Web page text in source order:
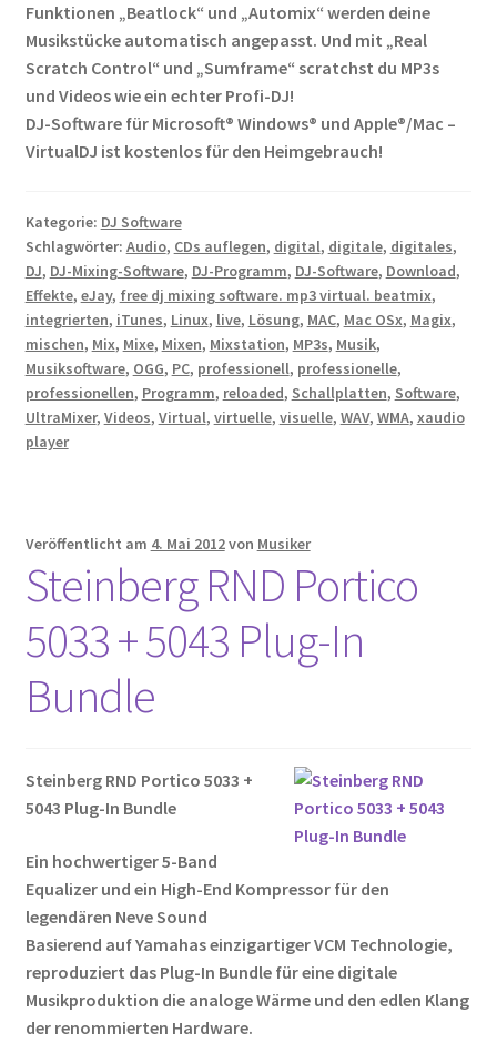
Funktionen „Beatlock“ und „Automix“ werden deine
Musikstücke automatisch angepasst. Und mit „Real
Scratch Control“ und „Sumframe“ scratchst du MP3s
und Videos wie ein echter Profi-DJ!
DJ-Software für Microsoft® Windows® und Apple®/Mac –
VirtualDJ ist kostenlos für den Heimgebrauch!
Kategorie: DJ Software
Schlagwörter: Audio, CDs auflegen, digital, digitale, digitales,
DJ, DJ-Mixing-Software, DJ-Programm, DJ-Software, Download,
Effekte, eJay, free dj mixing software. mp3 virtual. beatmix,
integrierten, iTunes, Linux, live, Lösung, MAC, Mac OSx, Magix,
mischen, Mix, Mixe, Mixen, Mixstation, MP3s, Musik,
Musiksoftware, OGG, PC, professionell, professionelle,
professionellen, Programm, reloaded, Schallplatten, Software,
UltraMixer, Videos, Virtual, virtuelle, visuelle, WAV, WMA, xaudio
player
Veröffentlicht am 4. Mai 2012von Musiker
Steinberg RND Portico
5033 + 5043 Plug-In
Bundle
Steinberg RND Portico 5033 +
5043 Plug-In Bundle
Ein hochwertiger 5-Band
Equalizer und ein High-End Kompressor für den
legendären Neve Sound
Basierend auf Yamahas einzigartiger VCM Technologie,
reproduziert das Plug-In Bundle für eine digitale
Musikproduktion die analoge Wärme und den edlen Klang
der renommierten Hardware.